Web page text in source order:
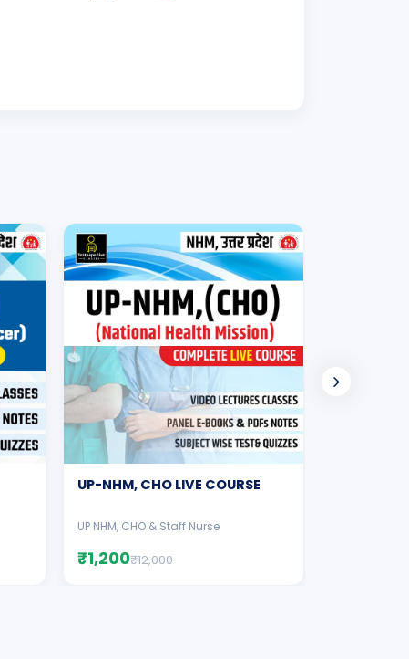
UP-NHM, CHO LIVE COURSE
UP NHM, CHO & Staff Nurse
₹1,200₹12,000